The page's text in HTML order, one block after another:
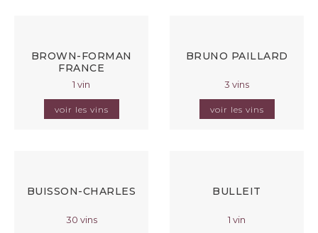
BROWN-FORMAN
FRANCE
1 vin
voir les vins
BRUNO PAILLARD
3 vins
voir les vins
BUISSON-CHARLES
30 vins
BULLEIT
1 vin